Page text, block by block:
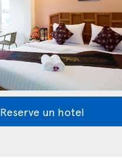
Reserve un hotel